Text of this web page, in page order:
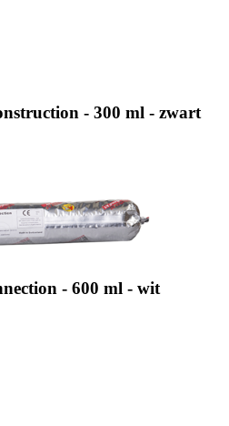
- 300 ml - zwart
- 600 ml - wit